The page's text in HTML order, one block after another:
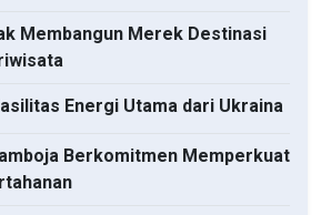
Membangun Merek Destinasi
Energi Utama dari Ukraina
Berkomitmen Memperkuat